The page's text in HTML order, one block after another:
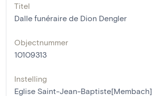
Titel
Dalle funéraire de Dion Dengler
Objectnummer
10109313
Instelling
Eglise Saint-Jean-Baptiste[Membach]